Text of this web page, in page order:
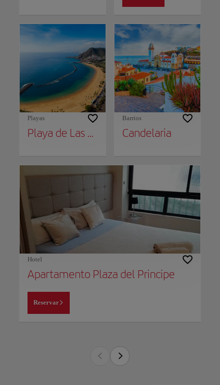
Playas
Playa de Las Teresitas
Barrios
Candelaria
Hotel
Apartamento Plaza del Principe
Reservar